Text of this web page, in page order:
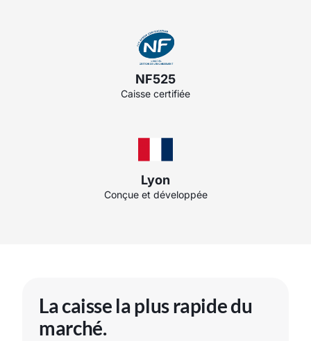
NF525
Caisse certifiée
Lyon
Conçue et développée
La caisse la plus rapide du
marché.